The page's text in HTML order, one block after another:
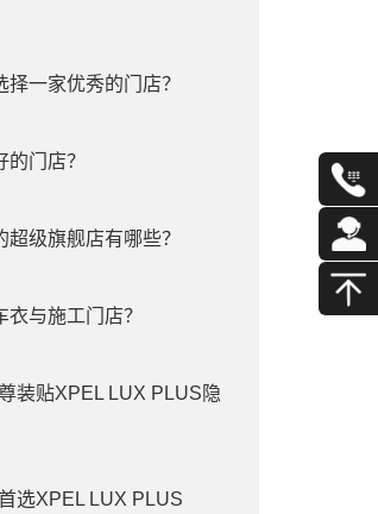
一家优秀的门店？
门店？
超级旗舰店有哪些？
与施工门店？
装贴XPEL LUX PLUS隐
选XPEL LUX PLUS